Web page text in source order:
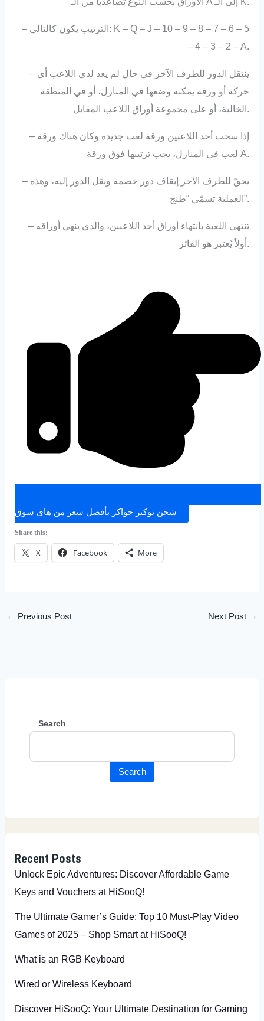
Search
Search
Recent Posts
Unlock Epic Adventures: Discover Affordable Game
Keys and Vouchers at HiSooQ!
The Ultimate Gamer’s Guide: Top 10 Must-Play Video
Games of 2025 – Shop Smart at HiSooQ!
What is an RGB Keyboard
Wired or Wireless Keyboard
Discover HiSooQ: Your Ultimate Destination for Gaming
– الترتيب يكون كالتالي: K – Q – J – 10 – 9 – 8 – 7 – 6 – 5
– 4 – 3 – 2 – A.
– ينتقل الدور للطرف الآخر في حال لم يعد لدى اللاعب أي
حركة أو ورقة يمكنه وضعها في المنازل، أو في المنطقة
الخالية، أو على مجموعة أوراق اللاعب المقابل.
– إذا سحب أحد اللاعبين ورقة لعب جديدة وكان هناك ورقة
لعب في المنازل، يجب ترتيبها فوق ورقة A.
– يحقّ للطرف الآخر إيقاف دور خصمه ونقل الدور إليه، وهذه
العملية تسمّى “طنج”.
– تنتهي اللعبة بانتهاء أوراق أحد اللاعبين، والذي ينهي أوراقه
أولاً يُعتبر هو الفائز.
شحن توكنز جواكر بأفضل سعر من هاي سوق
Share this:
X Facebook More
← Previous Post Next Post →